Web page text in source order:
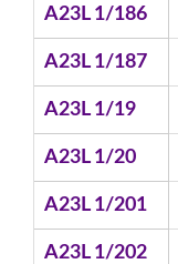
A23L 1/186
A23L 1/187
A23L 1/19
A23L 1/20
A23L 1/201
A23L 1/202